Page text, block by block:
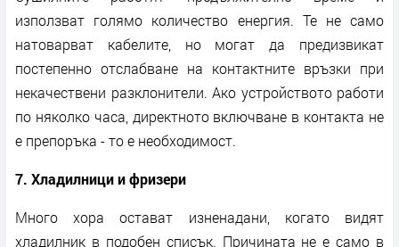
използват голямо количество енергия. Те не само
натоварват кабелите, но могат да предизвикат
постепенно отслабване на контактните връзки при
некачествени разклонители. Ако устройството работи
по няколко часа, директното включване в контакта не
е препоръка - то е необходимост.
7. Хладилници и фризери
Много хора остават изненадани, когато видят
хладилник в подобен списък. Причината не е само в